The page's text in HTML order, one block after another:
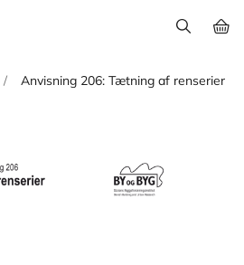
/ Anvisning 206: Tætning af renserier